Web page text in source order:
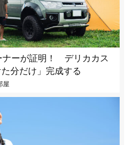
ナーが証明！ デリカカス
分だけ」完成する
屋